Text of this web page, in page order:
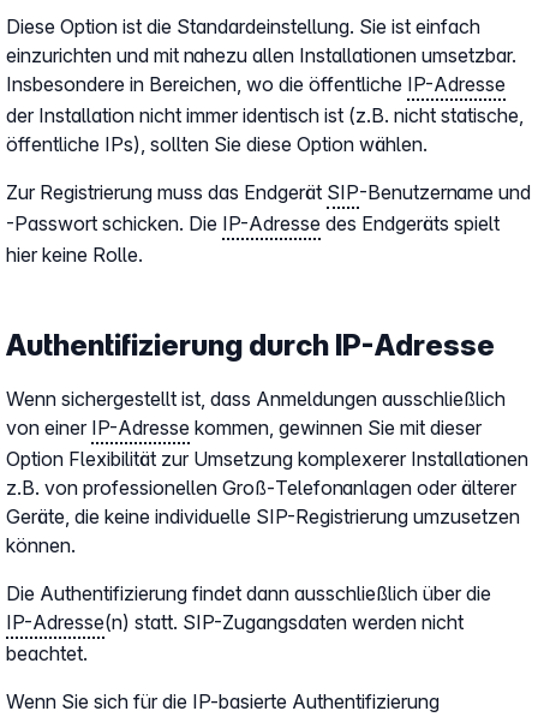
Diese Option ist die Standardeinstellung. Sie ist einfach
einzurichten und mit nahezu allen Installationen umsetzbar.
Insbesondere in Bereichen, wo die öffentliche IP-Adresse
der Installation nicht immer identisch ist (z.B. nicht statische,
öffentliche IPs), sollten Sie diese Option wählen.
Zur Registrierung muss das Endgerät SIP-Benutzername und
-Passwort schicken. Die IP-Adresse des Endgeräts spielt
hier keine Rolle.
Authentifizierung durch IP-Adresse
Wenn sichergestellt ist, dass Anmeldungen ausschließlich
von einer IP-Adresse kommen, gewinnen Sie mit dieser
Option Flexibilität zur Umsetzung komplexerer Installationen
z.B. von professionellen Groß-Telefonanlagen oder älterer
Geräte, die keine individuelle SIP-Registrierung umzusetzen
können.
Die Authentifizierung findet dann ausschließlich über die
IP-Adresse(n) statt. SIP-Zugangsdaten werden nicht
beachtet.
Wenn Sie sich für die IP-basierte Authentifizierung